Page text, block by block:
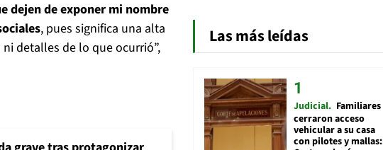
dejen de exponer mi nombre
, pues significa una alta
detalles de lo que ocurrió”,
Las más leídas
Judicial Familiares
cerraron acceso
vehicular a su casa
con pilotes y mallas: